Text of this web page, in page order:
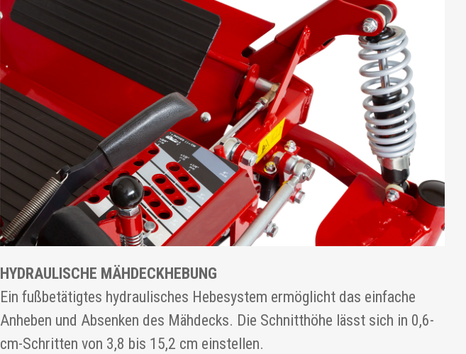
HYDRAULISCHE MÄHDECKHEBUNG
Ein fußbetätigtes hydraulisches Hebesystem ermöglicht das einfache
Anheben und Absenken des Mähdecks. Die Schnitthöhe lässt sich in 0,6-
cm-Schritten von 3,8 bis 15,2 cm einstellen.